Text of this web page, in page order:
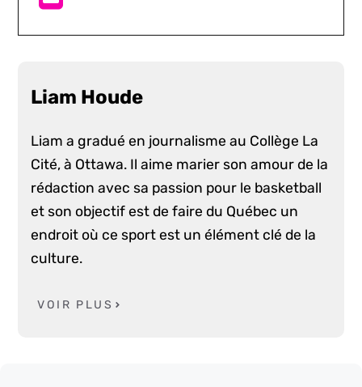
Liam Houde
Liam a gradué en journalisme au Collège La
Cité, à Ottawa. Il aime marier son amour de la
rédaction avec sa passion pour le basketball
et son objectif est de faire du Québec un
endroit où ce sport est un élément clé de la
culture.
VOIR PLUS